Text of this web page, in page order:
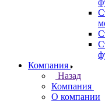
Компания
Назад
Компания
О компании